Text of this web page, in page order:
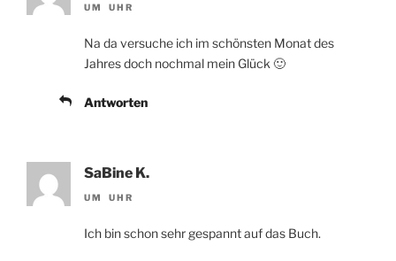
UM UHR
Na da versuche ich im schönsten Monat des
Jahres doch nochmal mein Glück 🙂
Antworten
SaBine K.
UM UHR
Ich bin schon sehr gespannt auf das Buch.